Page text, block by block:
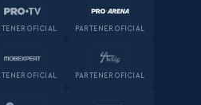
OFICIAL PARTENER OFICIAL
OFICIAL PARTENER OFICIAL